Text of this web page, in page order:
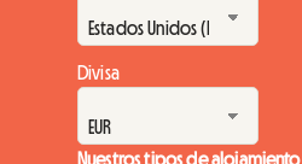
Divisa
Nuestros tipos de alojamiento